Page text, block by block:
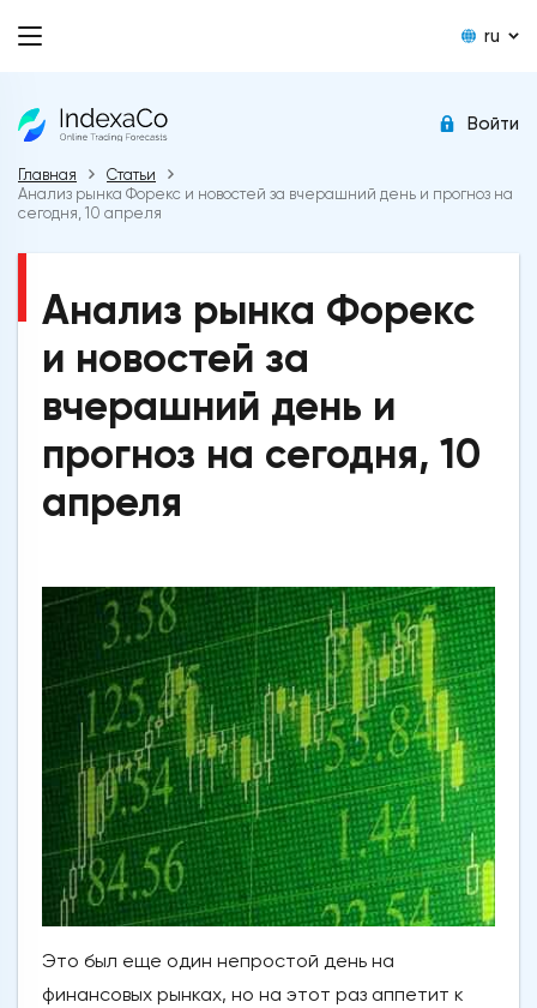
ru
Войти
Главная
Статьи
Анализ рынка Форекс и новостей за вчерашний день и прогноз на
сегодня, 10 апреля
Анализ рынка Форекс
и новостей за
вчерашний день и
прогноз на сегодня, 10
апреля
Это был еще один непростой день на
финансовых рынках, но на этот раз аппетит к